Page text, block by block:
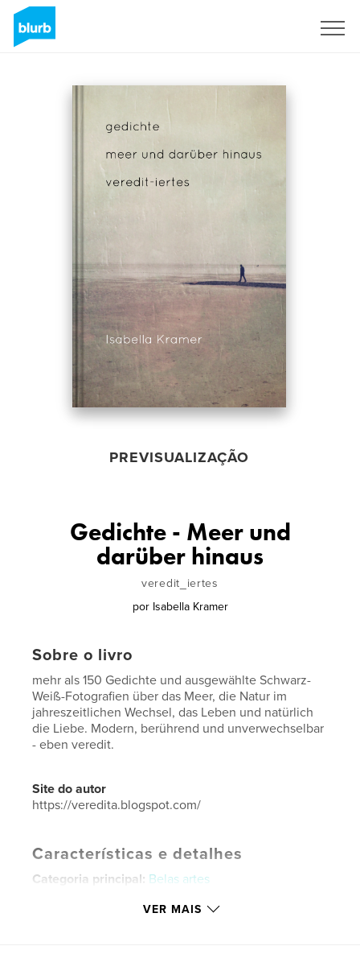
PREVISUALIZAÇÃO
Gedichte - Meer und
darüber hinaus
veredit_iertes
por Isabella Kramer
Sobre o livro
mehr als 150 Gedichte und ausgewählte Schwarz-
Weiß-Fotografien über das Meer, die Natur im
jahreszeitlichen Wechsel, das Leben und natürlich
die Liebe. Modern, berührend und unverwechselbar
- eben veredit.
Site do autor
https://veredita.blogspot.com/
Características e detalhes
Categoria principal: Belas artes
Categorias adicionais Literatura e ficção
VER MAIS